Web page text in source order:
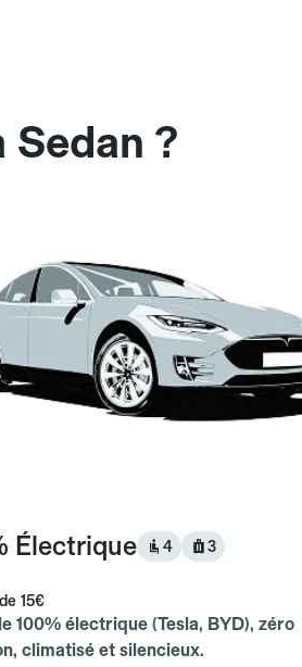
Sedan ?
Électrique 4 3
15€
100% électrique (Tesla, BYD), zéro
climatisé et silencieux.